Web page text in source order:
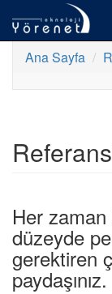
Ana Sayfa
Her zaman
düzeyde
gerektiren
paydaşınız.